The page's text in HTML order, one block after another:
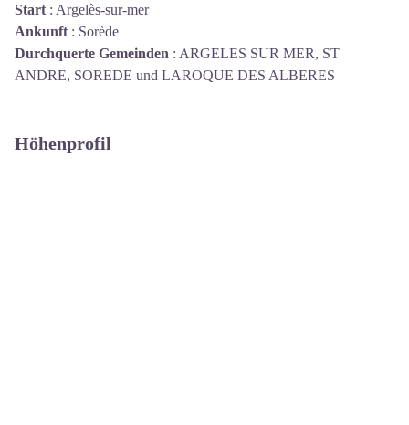
Start : Argelès-sur-mer
Ankunft : Sorède
Durchquerte Gemeinden : ARGELES SUR MER, ST
ANDRE, SOREDE und LAROQUE DES ALBERES
Höhenprofil